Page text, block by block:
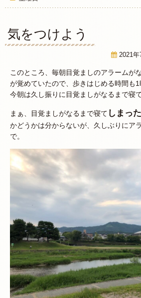
気をつけよう
2021年
このところ、毎朝目覚ましのアラームが
が覚めていたので、歩きはじめる時間も1
今朝は久し振りに目覚ましがなるまで寝
まぁ、目覚ましがなるまで寝て しまった
かどうかは分からないが、久しぶりにア
で。